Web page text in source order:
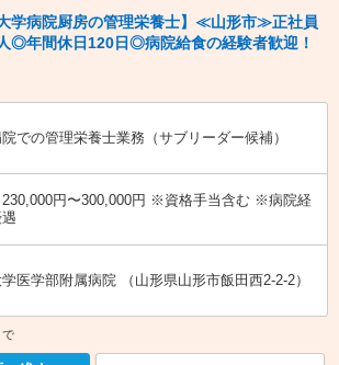
大学病院厨房の管理栄養士】≪山形市≫正社員
◎年間休日120日◎病院給食の経験者歓迎！
での管理栄養士業務（サブリーダー候補）
円〜300,000円 ※資格手当含む ※病院経
医学部附属病院 （山形県山形市飯田西2-2-2）
で